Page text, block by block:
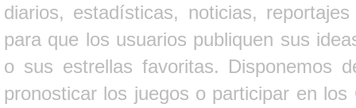
diarios, estadísticas, noticias,
para que los usuarios publiquen sus
o sus estrellas favoritas. Disponemos
pronosticar los juegos o participar en